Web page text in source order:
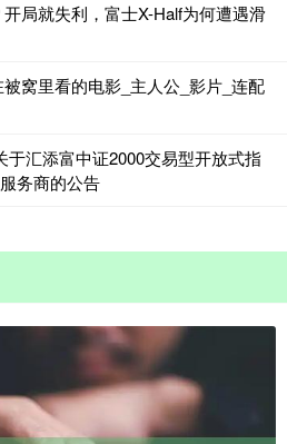
局就失利，富士X-Half为何遭遇滑
窝里看的电影_主人公_影片_连配
于汇添富中证2000交易型开放式指
务商的公告